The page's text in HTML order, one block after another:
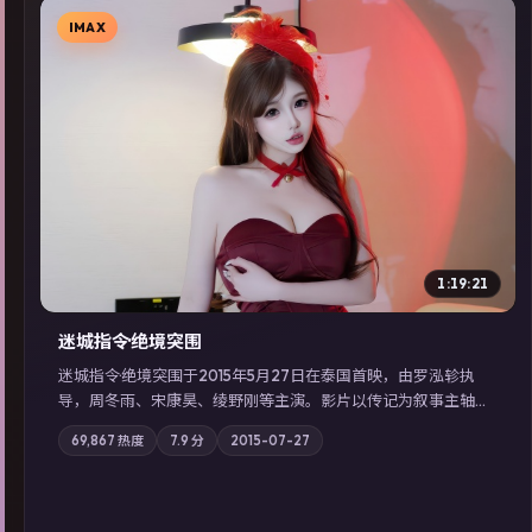
▶
IMAX
1:19:21
迷城指令·绝境突围
迷城指令·绝境突围于2015年5月27日在泰国首映，由罗泓轸执
导，周冬雨、宋康昊、绫野刚等主演。影片以传记为叙事主轴，
记忆碎片重组后，主角发现自己从未活过“真实”的一天；摄影与
配乐强化地域气质；站内亦可通过「国产免费观看高清电视剧在
69,867 热度 7.9 分 2015-07-27